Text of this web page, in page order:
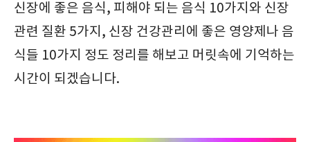
신장에 좋은 음식, 피해야 되는 음식 10가지와 신장
관련 질환 5가지, 신장 건강관리에 좋은 영양제나 음
식들 10가지 정도 정리를 해보고 머릿속에 기억하는
시간이 되겠습니다.